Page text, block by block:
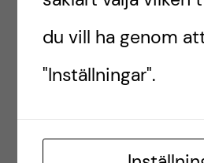
januari 9, 2023 0
du vill ha genom
"Inställningar".